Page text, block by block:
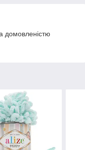
домовленістю